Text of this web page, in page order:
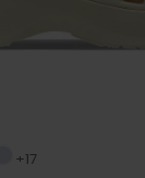
+17